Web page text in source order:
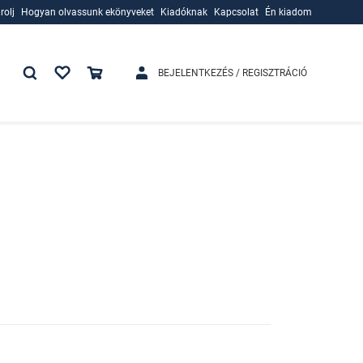
Hogyan olvassunk ekönyveket
Kiadóknak
Kapcsolat Én kiadom
BEJELENTKEZÉS / REGISZTRÁCIÓ